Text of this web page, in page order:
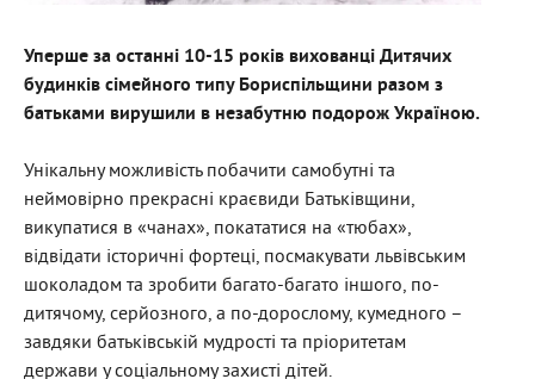
Уперше за останні 10-15 років вихованці Дитячих
будинків сімейного типу Бориспільщини разом з
батьками вирушили в незабутню подорож Україною.
Унікальну можливість побачити самобутні та
неймовірно прекрасні краєвиди Батьківщини,
викупатися в «чанах», покататися на «тюбах»,
відвідати історичні фортеці, посмакувати львівським
шоколадом та зробити багато-багато іншого, по-
дитячому, серйозного, а по-дорослому, кумедного –
завдяки батьківській мудрості та пріоритетам
держави у соціальному захисті дітей.